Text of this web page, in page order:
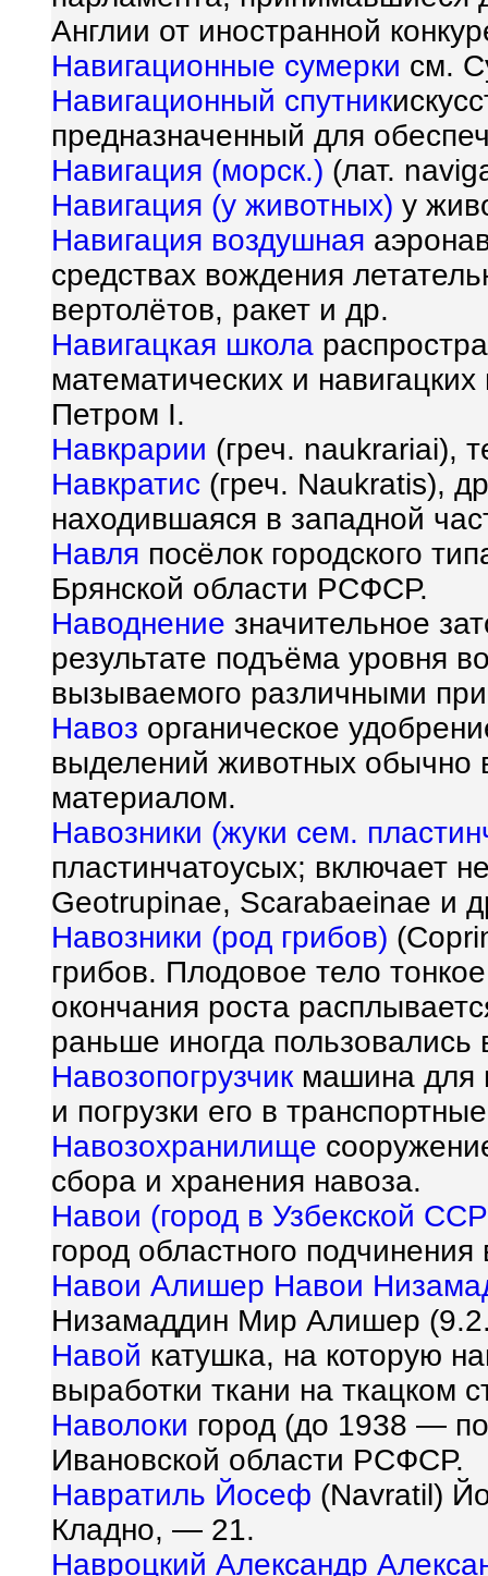
Англии от иностранной
Навигационные сумерки см.
Навигационный спутник
предназначенный для
Навигация (морск.) (лат.
Навигация (у животных) у
Навигация воздушная
средствах вождения
вертолётов, ракет и др.
Навигацкая школа
математических и
Петром I.
Навкрарии (греч. naukrariai),
Навкратис (греч. Naukratis),
находившаяся в западной
Навля посёлок городского
Брянской области РСФСР.
Наводнение значительное
результате подъёма уровня
вызываемого различными
Навоз органическое
выделений животных обычно
материалом.
Навозники (жуки сем.
пластинчатоусых; включает
Geotrupinae, Scarabaeinae и
Навозники (род грибов)
грибов. Плодовое тело
окончания роста
раньше иногда пользовались
Навозопогрузчик машина для
и погрузки его в
Навозохранилище
сбора и хранения навоза.
Навои (город в Узбекской
город областного
Навои Алишер Навои
Низамаддин Мир Алишер
Навой катушка, на которую
выработки ткани на ткацком
Наволоки город (до 1938 —
Ивановской области РСФСР.
Навратиль Йосеф (Navratil)
Кладно, — 21.
Навроцкий Александр